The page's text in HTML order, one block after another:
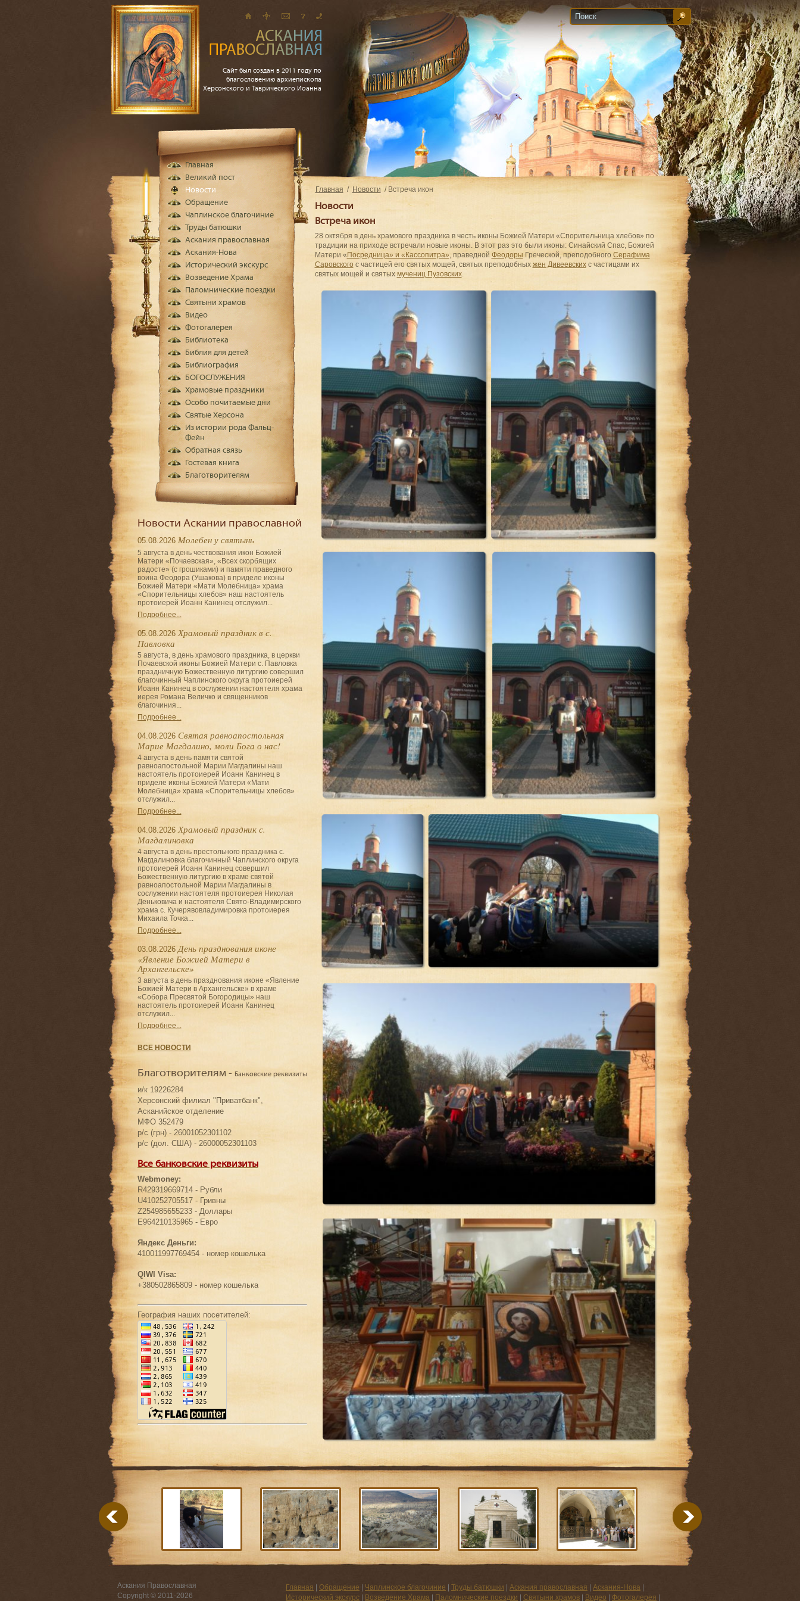
Сайт был создан в 2011 году по
благословению архиепископа
Херсонского и Таврического Иоанна
Главная Новости Встреча икон
Новости
Встреча икон
28 октября в день храмового праздника в честь иконы Божией Матери «Спорительница хлебов» по
традиции на приходе встречали новые иконы. В этот раз это были иконы: Синайский Спас, Божией
Матери « Посредница» и «Кассопитра», праведной Феодоры Греческой, преподобного Серафима
Саровского с частицей его святых мощей, святых преподобных жен Дивеевскихс частицами их
святых мощей и святых мучениц Пузовских.
Главная
Великий пост
Новости
Обращение
Чаплинское благочиние
Труды батюшки
Аскания православная
Аскания-Нова
Исторический экскурс
Возведение Храма
Паломнические поездки
Святыни храмов
Видео
Фотогалерея
Библиотека
Библия для детей
Библиография
БОГОСЛУЖЕНИЯ
Храмовые праздники
Особо почитаемые дни
Святые Херсона
Из истории рода Фальц-
Фейн
Обратная связь
Гостевая книга
Благотворителям
Новости Аскании православной
05.08.2026 Молебен у святынь
5 августа в день чествования икон Божией
Матери «Почаевская», «Всех скорбящих
радосте» (с грошиками) и памяти праведного
воина Феодора (Ушакова) в приделе иконы
Божией Матери «Мати Молебница» храма
«Спорительницы хлебов» наш настоятель
протоиерей Иоанн Канинец отслужил...
Подробнее...
05.08.2026 Храмовый праздник в с.
Павловка
5 августа, в день храмового праздника, в церкви
Почаевской иконы Божией Матери с. Павловка
праздничную Божественную литургию совершил
благочинный Чаплинского округа протоиерей
Иоанн Канинец в сослужении настоятеля храма
иерея Романа Величко и священников
благочиния...
Подробнее...
04.08.2026 Святая равноапостольная
Марие Магдалино, моли Бога о нас!
4 августа в день памяти святой
равноапостольной Марии Магдалины наш
настоятель протоиерей Иоанн Канинец в
приделе иконы Божией Матери «Мати
Молебница» храма «Спорительницы хлебов»
отслужил...
Подробнее...
04.08.2026 Храмовый праздник с.
Магдалиновка
4 августа в день престольного праздника с.
Магдалиновка благочинный Чаплинского округа
протоиерей Иоанн Канинец совершил
Божественную литургию в храме святой
равноапостольной Марии Магдалины в
сослужении настоятеля протоиерея Николая
Деньковича и настоятеля Свято-Владимирского
храма с. Кучерявовладимировка протоиерея
Михаила Точка...
Подробнее...
03.08.2026 День празднования иконе
«Явление Божией Матери в
Архангельске»
3 августа в день празднования иконе «Явление
Божией Матери в Архангельске» в храме
«Собора Пресвятой Богородицы» наш
настоятель протоиерей Иоанн Канинец
отслужил...
Подробнее...
ВСЕ НОВОСТИ
Благотворителям - Банковские реквизиты
и/к 19226284
Херсонский филиал "Приватбанк",
Асканийское отделение
МФО 352479
р/с (грн) - 26001052301102
р/с (дол. США) - 26000052301103
Все банковские реквизиты
Webmoney:
R429319669714 - Рубли
U410252705517 - Гривны
Z254985655233 - Доллары
E964210135965 - Евро
Яндекс Деньги:
410011997769454 - номер кошелька
QIWI Visa:
+380502865809 - номер кошелька
География наших посетителей:
Аскания Православная
Copyright © 2011-2026
Главная Обращение Чаплинское благочиние Труды батюшки Аскания православная Аскания-Нова
Исторический экскурс
Возведение Храма Паломнические поездки Святыни храмов Видео Фотогалерея